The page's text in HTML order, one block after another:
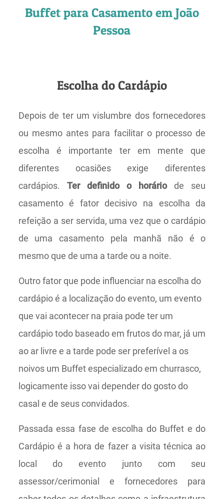
Buffet para Casamento em João
Pessoa
Escolha do Cardápio
Depois de ter um vislumbre dos fornecedores
ou mesmo antes para facilitar o processo de
escolha é importante ter em mente que
diferentes ocasiões exige diferentes
cardápios. Ter definido o horáriode seu
casamento é fator decisivo na escolha da
refeição a ser servida, uma vez que o cardápio
de uma casamento pela manhã não é o
mesmo que de uma a tarde ou a noite.
Outro fator que pode influenciar na escolha do
cardápio é a localização do evento, um evento
que vai acontecer na praia pode ter um
cardápio todo baseado em frutos do mar, já um
ao ar livre e a tarde pode ser preferível a os
noivos um Buffet especializado em churrasco,
logicamente isso vai depender do gosto do
casal e de seus convidados.
Passada essa fase de escolha do Buffet e do
Cardápio é a hora de fazer a visita técnica ao
local do evento junto com seu
assessor/cerimonial e fornecedores para